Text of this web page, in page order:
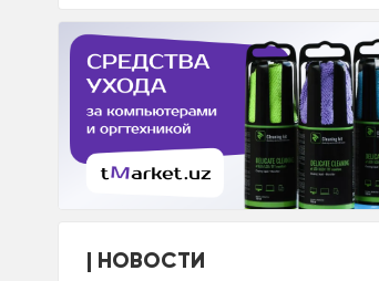
НОВОСТИ